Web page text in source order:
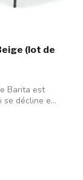
(lot de
Barita est
décline e...